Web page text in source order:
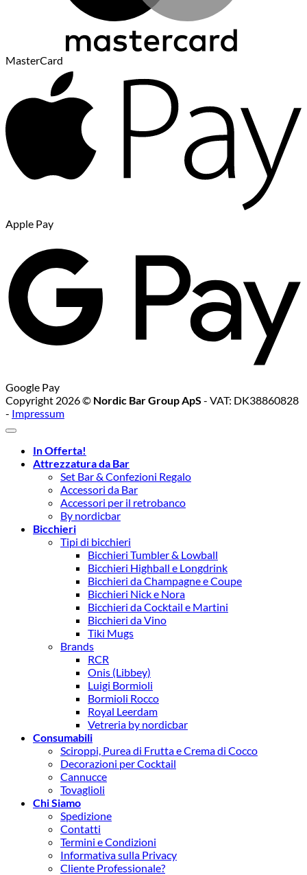
MasterCard
Apple Pay
Google Pay
Copyright 2026 © Nordic Bar Group ApS - VAT: DK38860828
- Impressum
In Offerta!
Attrezzatura da Bar
Set Bar & Confezioni Regalo
Accessori da Bar
Accessori per il retrobanco
By nordicbar
Bicchieri
Tipi di bicchieri
Bicchieri Tumbler & Lowball
Bicchieri Highball e Longdrink
Bicchieri da Champagne e Coupe
Bicchieri Nick e Nora
Bicchieri da Cocktail e Martini
Bicchieri da Vino
Tiki Mugs
Brands
RCR
Onis (Libbey)
Luigi Bormioli
Bormioli Rocco
Royal Leerdam
Vetreria by nordicbar
Consumabili
Sciroppi, Purea di Frutta e Crema di Cocco
Decorazioni per Cocktail
Cannucce
Tovaglioli
Chi Siamo
Spedizione
Contatti
Termini e Condizioni
Informativa sulla Privacy
Cliente Professionale?